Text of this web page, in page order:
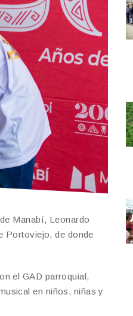
Manabí, Leonardo
Portoviejo, de donde
el GAD parroquial,
en niños, niñas y